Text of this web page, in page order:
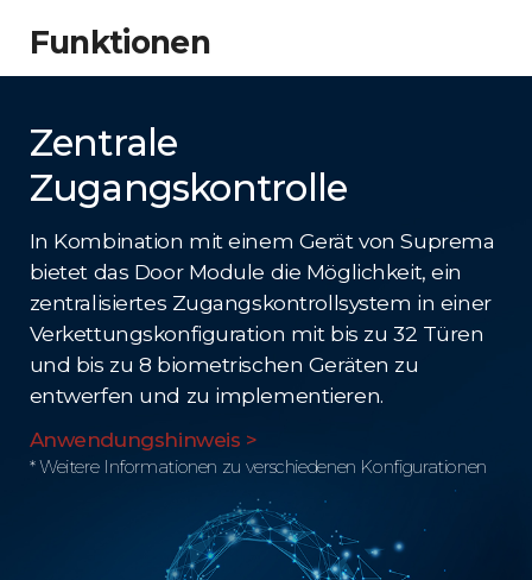
Funktionen
Zentrale
Zugangskontrolle
In Kombination mit einem Gerät von Suprema
bietet das Door Module die Möglichkeit, ein
zentralisiertes Zugangskontrollsystem in einer
Verkettungskonfiguration mit bis zu 32 Türen
und bis zu 8 biometrischen Geräten zu
entwerfen und zu implementieren.
Anwendungshinweis >
* Weitere Informationen zu verschiedenen Konfigurationen